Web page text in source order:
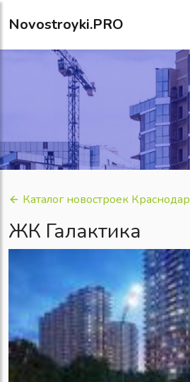
Novostroyki.PRO
Каталог новостроек Краснодар
ЖК Галактика